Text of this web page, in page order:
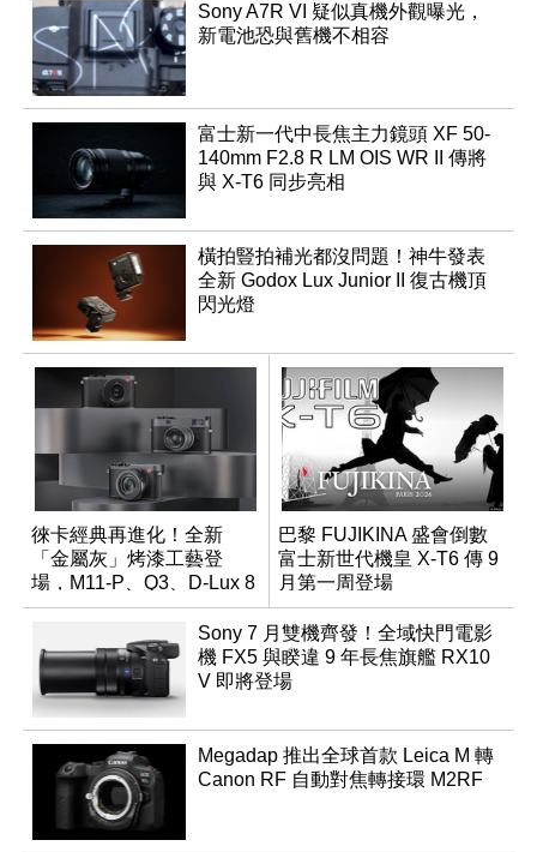
Sony A7R VI 疑似真機外觀曝光，
新電池恐與舊機不相容
富士新一代中長焦主力鏡頭 XF 50-
140mm F2.8 R LM OIS WR II 傳將
與 X-T6 同步亮相
橫拍豎拍補光都沒問題！神牛發表
全新 Godox Lux Junior II 復古機頂
閃光燈
徠卡經典再進化！全新
「金屬灰」烤漆工藝登
場，M11-P、Q3、D-Lux 8
領銜換裝
巴黎 FUJIKINA 盛會倒數
富士新世代機皇 X-T6 傳 9
月第一周登場
Sony 7 月雙機齊發！全域快門電影
機 FX5 與睽違 9 年長焦旗艦 RX10
V 即將登場
Megadap 推出全球首款 Leica M 轉
Canon RF 自動對焦轉接環 M2RF